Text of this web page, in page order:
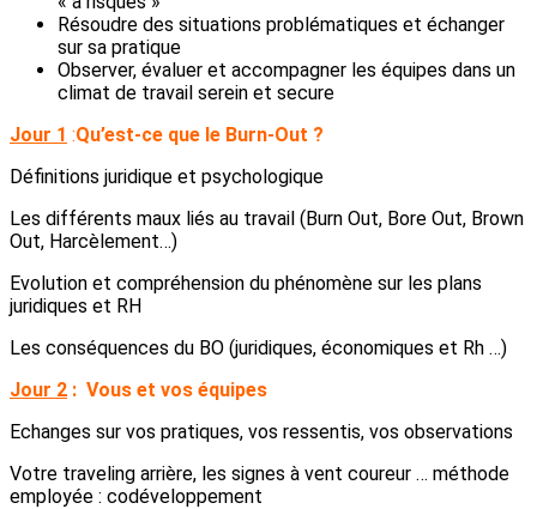
Résoudre des situations problématiques et échanger
sur sa pratique
Observer, évaluer et accompagner les équipes dans un
climat de travail serein et secure
Jour 1 :Qu’est-ce que le Burn-Out ?
Définitions juridique et psychologique
Les différents maux liés au travail (Burn Out, Bore Out, Brown
Out, Harcèlement…)
Evolution et compréhension du phénomène sur les plans
juridiques et RH
Les conséquences du BO (juridiques, économiques et Rh …)
Jour 2 : Vous et vos équipes
Echanges sur vos pratiques, vos ressentis, vos observations
Votre traveling arrière, les signes à vent coureur … méthode
employée : codéveloppement